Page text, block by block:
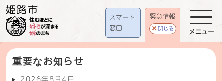
スマート
窓口
緊急情報
閉じる
重要なお知らせ
2026年8月4日
メニュー